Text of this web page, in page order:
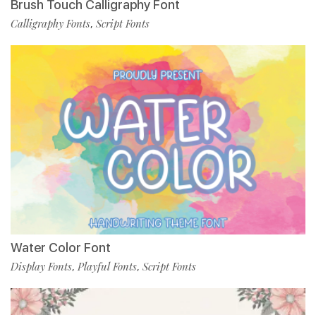
Brush Touch Calligraphy Font
Calligraphy Fonts, Script Fonts
Water Color Font
Display Fonts, Playful Fonts, Script Fonts